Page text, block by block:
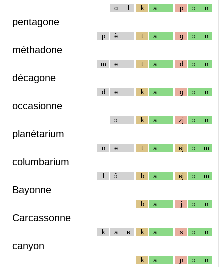
ɑ l k a p ɔ n
pentagone
p ẽ t a g ɔ n
méthadone
m e t a d ɔ n
décagone
d e k a g ɔ n
occasionne
ɔ k a zj ɔ n
planétarium
n e t a ʁj ɔ m
columbarium
l ɔ̃ b a ʁj ɔ m
Bayonne
b a j ɔ n
Carcassonne
k a ʁ k a s ɔ n
canyon
k a ɲ ɔ n